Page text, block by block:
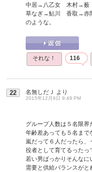
中居→八乙女 木村→
草なぎ→鮎川 香取→
のような。
それな！ 116
22 名無しだＪ より
2015年12月9日 9:49 PM
グループ人数は５名限界
年齢差あっても５名まで
嵐だって６人だったら
役者として育てるったっ
若い男ばっかりそんなに
需要と供給バランスがと